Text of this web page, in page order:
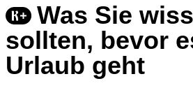
Was Sie
sollten, bevor
Urlaub geht